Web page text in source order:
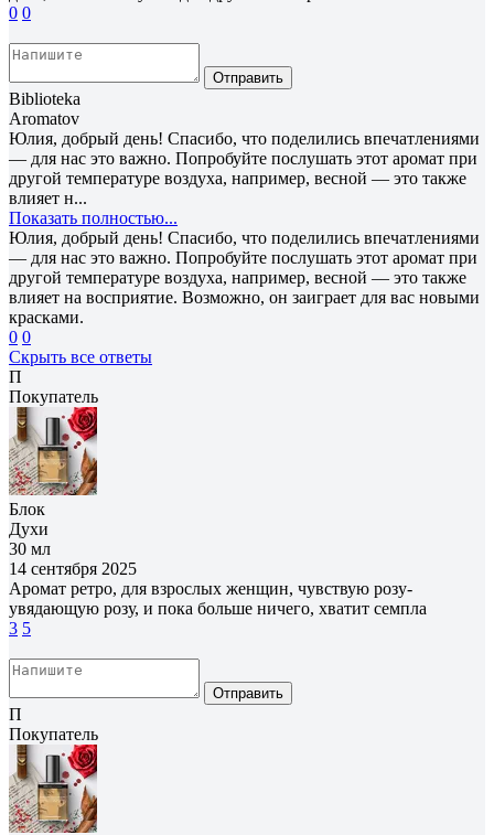
0 0
Отправить
Biblioteka
Aromatov
Юлия, добрый день! Спасибо, что поделились впечатлениями
— для нас это важно. Попробуйте послушать этот аромат при
другой температуре воздуха, например, весной — это также
влияет н...
Показать полностью...
Юлия, добрый день! Спасибо, что поделились впечатлениями
— для нас это важно. Попробуйте послушать этот аромат при
другой температуре воздуха, например, весной — это также
влияет на восприятие. Возможно, он заиграет для вас новыми
красками.
0 0
Скрыть все ответы
П
Покупатель
Блок
Духи
30 мл
14 сентября 2025
Аромат ретро, для взрослых женщин, чувствую розу-
увядающую розу, и пока больше ничего, хватит семпла
3 5
Отправить
П
Покупатель